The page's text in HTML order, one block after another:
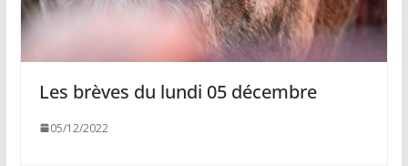
Les brèves du lundi 05 décembre
05/12/2022